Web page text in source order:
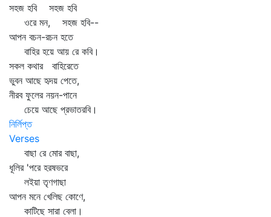
সহজ হবি সহজ হবি
ওরে মন, সহজ হবি--
আপন বচন-রচন হতে
বাহির হয়ে আয় রে কবি।
সকল কথার বাহিরেতে
ভুবন আছে হৃদয় পেতে,
নীরব ফুলের নয়ন-পানে
চেয়ে আছে প্রভাতরবি।
নির্লিপ্ত
Verses
বাছা রে মোর বাছা,
ধূলির 'পরে হরষভরে
লইয়া তৃণগাছা
আপন মনে খেলিছ কোণে,
কাটিছে সারা বেলা।